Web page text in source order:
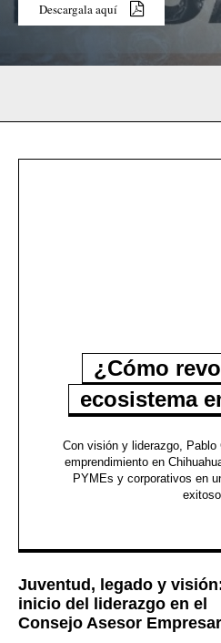
Descargala aquí
¿Cómo
ecosistema
Con visión y liderazgo, Pablo
emprendimiento en
PYMEs y corporativos en
exitoso.
Juventud, legado y
inicio del liderazgo en el
Consejo Asesor